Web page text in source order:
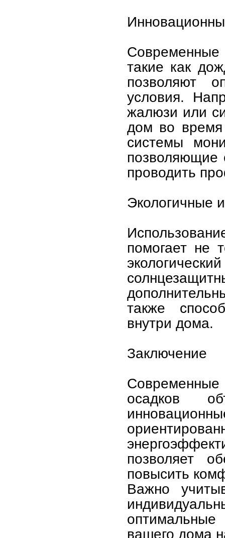
Современные
такие как
позволяют
условия.
жалюзи или
дом во время
системы
позволяющие
проводить
Экологичные
помогает не
также
внутри дома.
Заключение
осадков
позволяет
повысить
Важно
вашего дома